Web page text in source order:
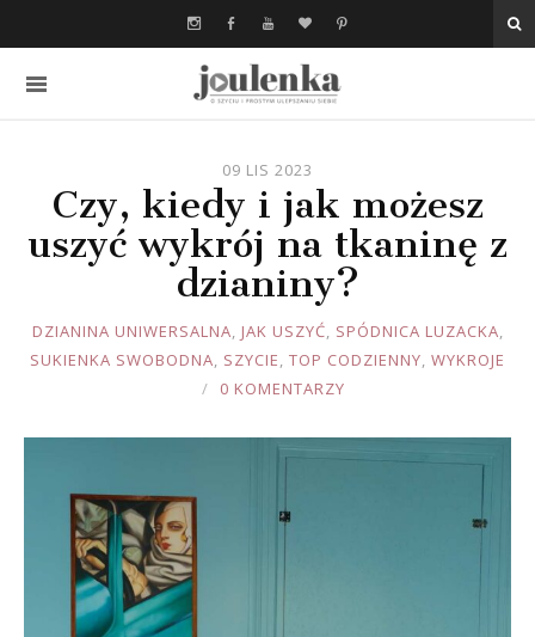
09 LIS 2023
Czy, kiedy i jak możesz
uszyć wykrój na tkaninę z
dzianiny?
JOULE
DZIANINA UNIWERSALNA, JAK USZYĆ, SPÓDNICA LUZACKA,
SUKIENKA SWOBODNA, SZYCIE, TOP CODZIENNY, WYKROJE
0 KOMENTARZY